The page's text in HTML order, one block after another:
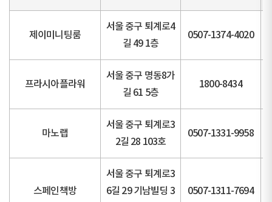
제이미니팅룸
서울 중구 퇴계로4
길 49 1층
0507-1374-4020
프라시아플라워
서울 중구 명동8가
길 61 5층
1800-8434
마노랩
서울 중구 퇴계로3
2길 28 103호
0507-1331-9958
스페인책방
서울 중구 퇴계로3
6길 29 기남빌딩 3
0507-1311-7694